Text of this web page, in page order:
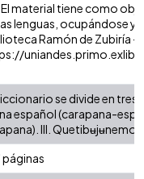
El material tiene como
lenguas, ocupándose
Ramón de Zubiría -
se divide en tres
español (carapana-
III.
páginas